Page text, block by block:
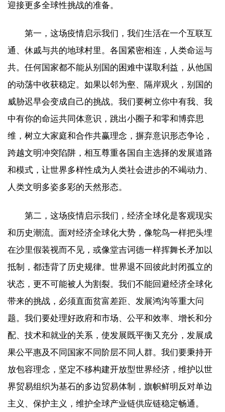
迎接更多全球性挑战的准备。
第一，这场疫情启示我们，我们生活在一个互联互
通、休戚与共的地球村里。各国紧密相连，人类命运与
共。任何国家都不能从别国的困难中谋取利益，从他国
的动荡中收获稳定。如果以邻为壑、隔岸观火，别国的
威胁迟早会变成自己的挑战。我们要树立你中有我、我
中有你的命运共同体意识，跳出小圈子和零和博弈思
维，树立大家庭和合作共赢理念，摒弃意识形态争论，
跨越文明冲突陷阱，相互尊重各国自主选择的发展道路
和模式，让世界多样性成为人类社会进步的不竭动力、
人类文明多姿多彩的天然形态。
第二，这场疫情启示我们，经济全球化是客观现实
和历史潮流。面对经济全球化大势，像鸵鸟一样把头埋
在沙里假装视而不见，或像堂吉诃德一样挥舞长矛加以
抵制，都违背了历史规律。世界退不回彼此封闭孤立的
状态，更不可能被人为割裂。我们不能回避经济全球化
带来的挑战，必须直面贫富差距、发展鸿沟等重大问
题。我们要处理好政府和市场、公平和效率、增长和分
配、技术和就业的关系，使发展既平衡又充分，发展成
果公平惠及不同国家不同阶层不同人群。我们要秉持开
放包容理念，坚定不移构建开放型世界经济，维护以世
界贸易组织为基石的多边贸易体制，旗帜鲜明反对单边
主义、保护主义，维护全球产业链供应链稳定畅通。